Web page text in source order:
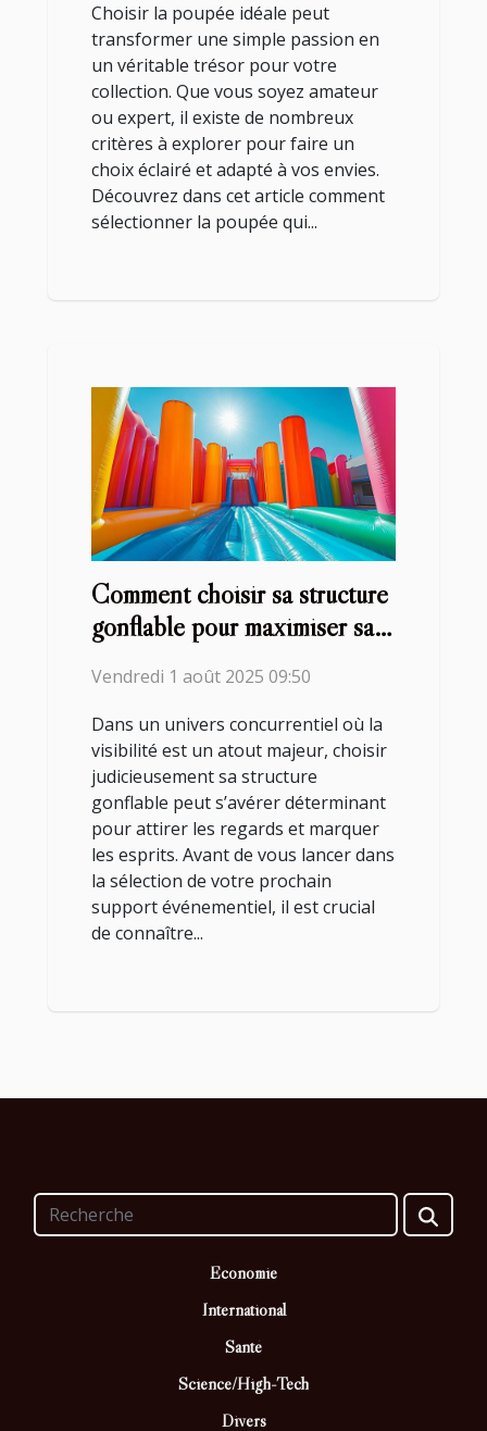
Choisir la poupée idéale peut
transformer une simple passion en
un véritable trésor pour votre
collection. Que vous soyez amateur
ou expert, il existe de nombreux
critères à explorer pour faire un
choix éclairé et adapté à vos envies.
Découvrez dans cet article comment
sélectionner la poupée qui...
Comment choisir sa structure
gonflable pour maximiser sa
Vendredi 1 août 2025 09:50
Dans un univers concurrentiel où la
visibilité est un atout majeur, choisir
judicieusement sa structure
gonflable peut s’avérer déterminant
pour attirer les regards et marquer
les esprits. Avant de vous lancer dans
la sélection de votre prochain
support événementiel, il est crucial
de connaître...
Economie
International
Santé
Science/High-Tech
Divers